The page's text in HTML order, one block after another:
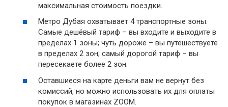
максимальная стоимость поездки.
Метро Дубая охватывает 4 транспортные зоны.
Самые дешёвый тариф – вы входите и выходите в
пределах 1 зоны; чуть дороже – вы путешествуете
в пределах 2 зон; самый дорогой тариф – вы
пересекаете более 2 зон.
Оставшиеся на карте деньги вам не вернут без
комиссий, но можно использовать их для оплаты
покупок в магазинах ZOOM.